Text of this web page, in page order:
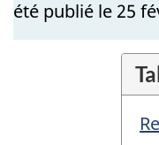
été publié le 25